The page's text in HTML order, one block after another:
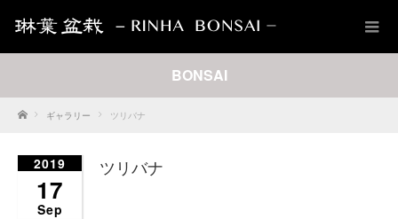
BONSAI
Home ギャラリー ツリバナ
2019
17
Sep
ツリバナ